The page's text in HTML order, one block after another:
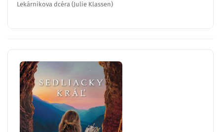
Lekárnikova dcéra (Julie Klassen)